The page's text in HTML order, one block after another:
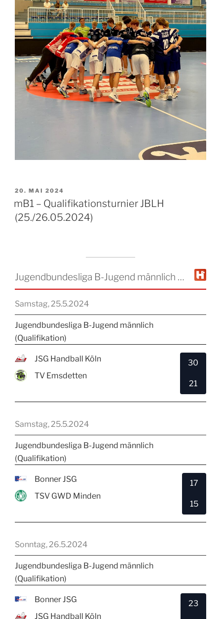
VERÖFFENTLICHT
AM
20. MAI 2024
mB1 – Qualifikationsturnier JBLH
(25./26.05.2024)
Jugendbundesliga B-Jugend männlich (Qualifikation)
Samstag, 25.5.2024
Jugendbundesliga B-Jugend männlich
(Qualifikation)
JSG Handball Köln
TV Emsdetten
30
21
Samstag, 25.5.2024
Jugendbundesliga B-Jugend männlich
(Qualifikation)
Bonner JSG
TSV GWD Minden
17
15
Sonntag, 26.5.2024
Jugendbundesliga B-Jugend männlich
(Qualifikation)
Bonner JSG
JSG Handball Köln
23